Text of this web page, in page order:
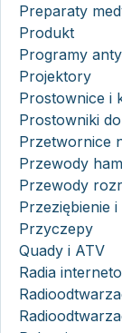
Preparaty
Produkt
Programy
Projektory
Prostownice i
Prostowniki
Przetwornice
Przewody
Przewody
Przeziębienie
Przyczepy
Quady i ATV
Radia